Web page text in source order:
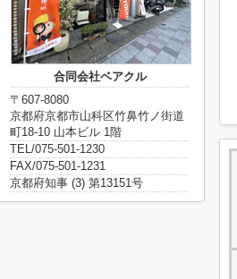
合同会社ベアクル
〒607-8080
京都府京都市山科区竹鼻竹ノ街道
町18-10 山本ビル 1階
TEL/075-501-1230
FAX/075-501-1231
京都府知事 (3) 第13151号